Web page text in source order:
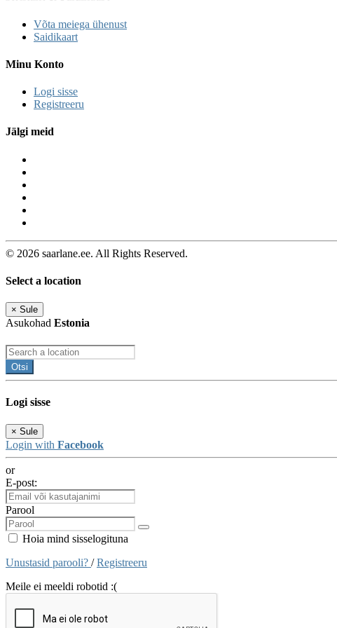
Võta meiega ühenust
Saidikaart
Minu Konto
Logi sisse
Registreeru
Jälgi meid
© 2026 saarlane.ee. All Rights Reserved.
Select a location
× Sule
Asukohad Estonia
Otsi
Logi sisse
× Sule
Login with Facebook
or
E-post:
Parool
Hoia mind sisselogituna
Unustasid parooli? /Registreeru
Meile ei meeldi robotid :(